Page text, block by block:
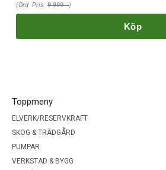
(Ord. Pris: 9 999 :-)
Köp
Toppmeny
ELVERK/RESERVKRAFT
SKOG & TRÄDGÅRD
PUMPAR
VERKSTAD & BYGG